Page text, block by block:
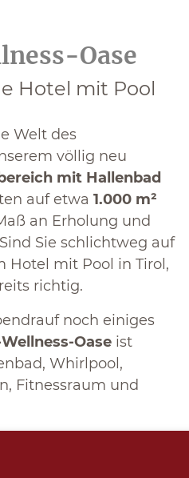
Oase
Hotel mit Pool
Welt des
völlig neu
mit Hallenbad
auf etwa 1.000 m²
an Erholung und
Sie schlichtweg auf
Hotel mit Pool in Tirol,
richtig.
noch einiges
Oase ist
Whirlpool,
Fitnessraum und